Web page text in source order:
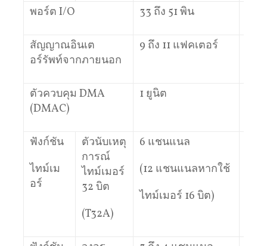
พอร์ต I/O 33 ถึง 51 พิน
สัญญาณอินเต
อร์รัพท์จากภายนอก
9 ถึง 11 แฟคเตอร์
ตัวควบคุม DMA
(DMAC)
1 ยูนิต
ฟังก์ชัน
ไทม์เม
อร์
ตัวนับเหตุ
การณ์
ไทม์เมอร์
32 บิต
(T32A)
6 แชนแนล
(12 แชนแนลหากใช้
ไทม์เมอร์ 16 บิต)